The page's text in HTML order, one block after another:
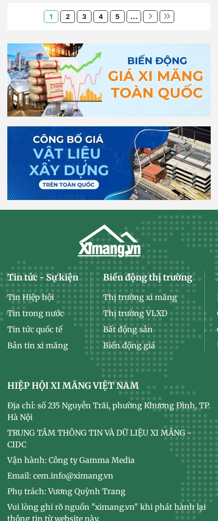
1 2 3 4 5 ...
Tin tức - Sự kiện
Tin Hiệp hội
Tin trong nước
Tin tức quốc tế
Bản tin xi măng
Biến động thị trường
Thị trường xi măng
Thị trường VLXD
Bất động sản
Biến động giá
HIỆP HỘI XI MĂNG VIỆT NAM
Địa chỉ: số 235 Nguyễn Trãi, phường Khương Đình, TP.
Hà Nội
TRUNG TÂM THÔNG TIN VÀ DỮ LIỆU XI MĂNG -
CIDC
Vận hành: Công ty Gamma Media
Email: cem.info@ximang.vn
Phụ trách: Vương Quỳnh Trang
Vui lòng ghi rõ nguồn "ximang.vn" khi phát hành lại
thông tin từ website này.